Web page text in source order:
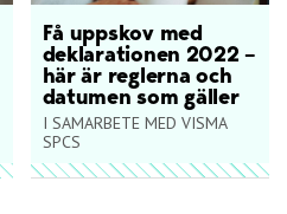
Få uppskov med
deklarationen 2022 –
här är reglerna och
datumen som gäller
I SAMARBETE MED VISMA
SPCS